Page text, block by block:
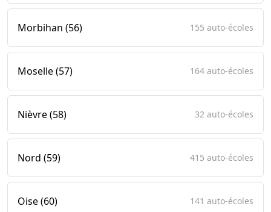
Morbihan (56) 155 auto-écoles
Moselle (57) 164 auto-écoles
Nièvre (58) 32 auto-écoles
Nord (59) 415 auto-écoles
Oise (60) 141 auto-écoles